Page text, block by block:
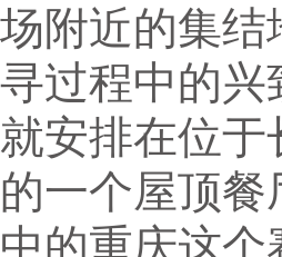
场附近的集结
寻过程中的兴
就安排在位
的一个屋顶
中的重庆这